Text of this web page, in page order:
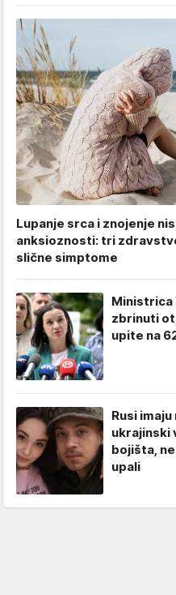
Lupanje srca i znojenje
anksioznosti: tri
slične simptome
Ministrica
zbrinuti
upite na
Rusi
ukrajinski
bojišta,
upali